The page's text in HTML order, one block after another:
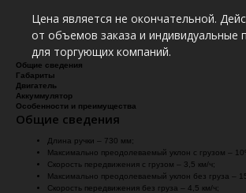
Цена является не окончательной.
от объемов заказа и индивидуальные
для торгующих компаний.
Общие сведения
Габариты
Двигатель
Аккуммулятор
Особенности и преимущества
Общие сведения
Длина ручки – 730 мм;
Максимально преодолеваемый уклон с грузом –
Скорость передвижения с грузом – 3,5 км/ч;
Максимально преодолеваемый уклон без груза –
Скорость передвижения без груза – 4,5 км/ч;